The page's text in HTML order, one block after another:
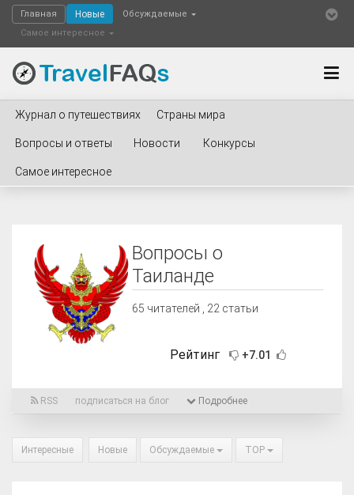
Главная Новые
Обсуждаемые
Самое интересное
Журнал о путешествиях Страны мира
Вопросы и ответы Новости Конкурсы
Самое интересное
Вопросы о
Таиланде
65 читателей , 22 статьи
Рейтинг +7.01
RSS подписаться на блог Подробнее
Интересные Новые Обсуждаемые TOP